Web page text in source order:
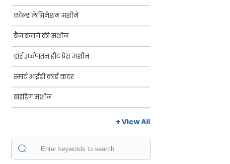
कोल्ड लेमिनेशन मशीनें
बैज बनाने की मशीन
डाई उर्ध्वपातन हीट प्रेस मशीन
स्मार्ट आईडी कार्ड कटर
बाइंडिंग मशीन
+ View All